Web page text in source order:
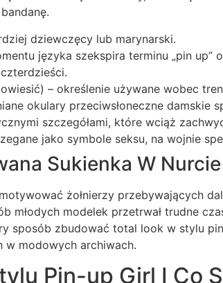
dziewczęcy lub marynarski.
języka szekspira terminu „pin up”
– określenie używane wobec
okulary przeciwsłoneczne
szczegółami, które wciąż
jako symbole seksu, na wojnie
Sukienka W
żołnierzy przebywających
młodych modelek przetrwał trudne
sposób zbudować total look w stylu
w modowych archiwach.
Pin-up Girl I Co